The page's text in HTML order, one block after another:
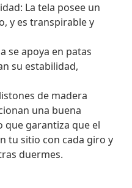
La tela posee un
y es transpirable y
se apoya en patas
su estabilidad,
de madera
una buena
que garantiza que el
tu sitio con cada giro y
duermes.